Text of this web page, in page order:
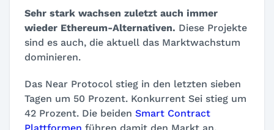
Sehr stark wachsen zuletzt auch immer
wieder Ethereum-Alternativen. Diese Projekte
sind es auch, die aktuell das Marktwachstum
dominieren.
Das Near Protocol stieg in den letzten sieben
Tagen um 50 Prozent. Konkurrent Sei stieg um
42 Prozent. Die beiden Smart Contract